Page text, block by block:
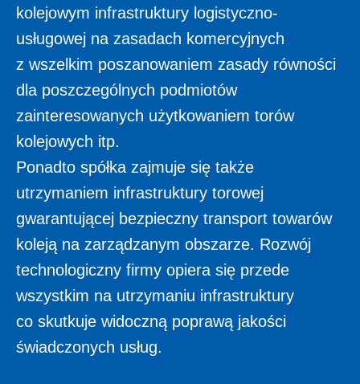
kolejowym infrastruktury logistyczno-
usługowej na zasadach komercyjnych
z wszelkim poszanowaniem zasady równości
dla poszczególnych podmiotów
zainteresowanych użytkowaniem torów
kolejowych itp.
Ponadto spółka zajmuje się także
utrzymaniem infrastruktury torowej
gwarantującej bezpieczny transport towarów
koleją na zarządzanym obszarze. Rozwój
technologiczny firmy opiera się przede
wszystkim na utrzymaniu infrastruktury
co skutkuje widoczną poprawą jakości
świadczonych usług.